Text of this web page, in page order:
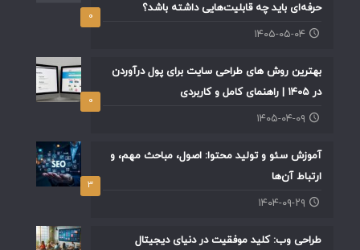
۰
حرفه‌ای باید چه قابلیت‌هایی داشته باشد؟
۱۴۰۵-۰۵-۰۴
۰
بهترین روش های طراحی سایت برای پول درآوردن
در ۱۴۰۵ | راهنمای کامل و کاربردی
۱۴۰۵-۰۴-۰۹
۳
آموزش سئو و تولید محتوا: اصول، مباحث مهم، و
ارتباط آن‌ها
۱۴۰۴-۰۹-۲۹
طراحی وب: کلید موفقیت در دنیای دیجیتال